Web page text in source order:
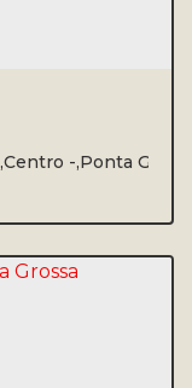
,Centro ,Ponta